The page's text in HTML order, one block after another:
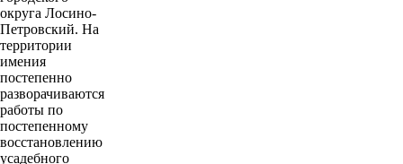
округа Лосино-
Петровский. На
территории
имения
постепенно
разворачиваются
работы по
постепенному
восстановлению
усадебного